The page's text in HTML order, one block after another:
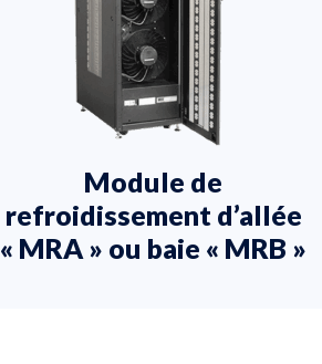
Module de
refroidissement d’allée
« MRA » ou baie « MRB »